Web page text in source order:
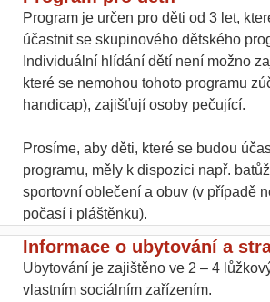
Program je určen pro děti od 3 let,
účastnit se skupinového dětského
Individuální hlídání dětí není možno
které se nemohou tohoto programu
handicap), zajišťují osoby pečující.
Prosíme, aby děti, které se budou
programu, měly k dispozici např.
sportovní oblečení a obuv (v případě
počasí i pláštěnku).
Informace o ubytování a
Ubytování je zajištěno ve 2 – 4
vlastním sociálním zařízením.